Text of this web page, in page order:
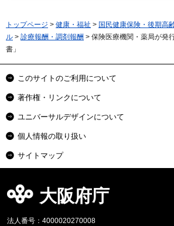
トップページ > 健康・福祉 > 国民健康保険・後期高
ル > 診療報酬・調剤報酬 > 保険医療機関・薬局が発
書」
このサイトのご利用について
著作権・リンクについて
ユニバーサルデザインについて
個人情報の取り扱い
サイトマップ
大阪府庁
法人番号：4000020270008